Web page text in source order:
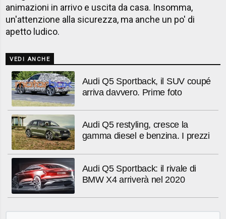
animazioni in arrivo e uscita da casa. Insomma,
un'attenzione alla sicurezza, ma anche un po' di
apetto ludico.
VEDI ANCHE
Audi Q5 Sportback, il SUV coupé
arriva davvero. Prime foto
Audi Q5 restyling, cresce la
gamma diesel e benzina. I prezzi
Audi Q5 Sportback: il rivale di
BMW X4 arriverà nel 2020